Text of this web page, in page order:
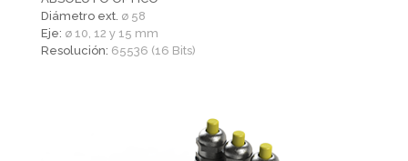
Diámetro ext. ø 58
Eje: ø 10, 12 y 15 mm
Resolución: 65536 (16 Bits)